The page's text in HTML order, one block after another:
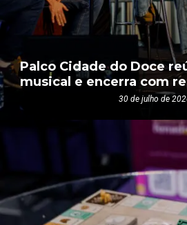
Palco Cidade do Doce
musical e encerra com
30 de julho de